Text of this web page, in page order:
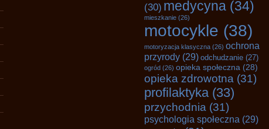
(30) medycyna (34)
mieszkanie (26)
motocykle (38)
motoryzacja klasyczna (26) ochrona
przyrody (29) odchudzanie (27)
ogród (26) opieka społeczna (28)
opieka zdrowotna (31)
profilaktyka(33)
przychodnia (31)
psychologia społeczna (29)